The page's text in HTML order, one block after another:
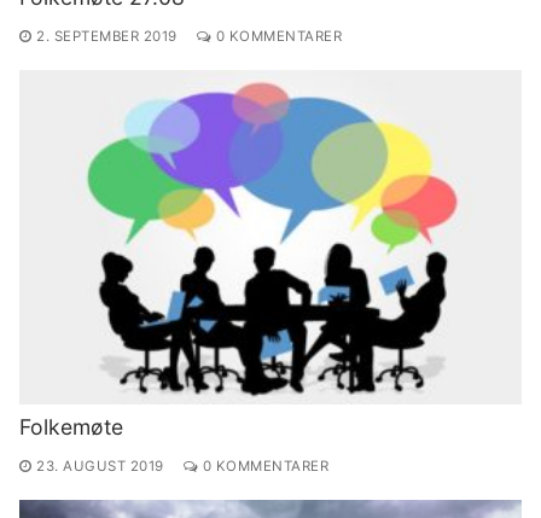
2. SEPTEMBER 2019 0 KOMMENTARER
Folkemøte
23. AUGUST 2019 0 KOMMENTARER